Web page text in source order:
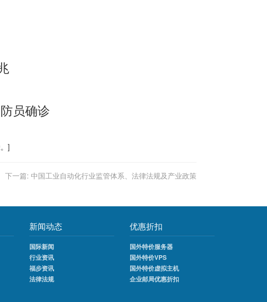
员确诊
]
下一篇: 中国工业自动化行业监管体系、法律法规及产业政策
新闻动态
国际新闻
行业资讯
福步资讯
法律法规
优惠折扣
国外特价服务器
国外特价VPS
国外特价虚拟主机
企业邮局优惠折扣